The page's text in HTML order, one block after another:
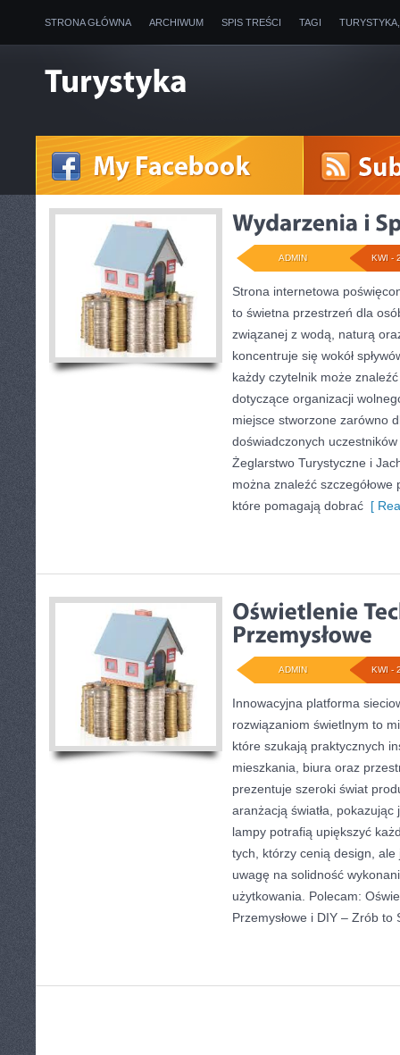
STRONA GŁÓWNA ARCHIWUM SPIS TREŚCI TAGI
KWI -
ADMIN
Strona internetowa
to świetna przestrzeń dla
związanej z wodą, naturą
koncentruje się wokół
każdy czytelnik może
dotyczące organizacji
miejsce stworzone zarówno
doświadczonych uczestników
Żeglarstwo Turystyczne i
można znaleźć
które pomagają dobrać [
KWI -
ADMIN
Innowacyjna platforma
rozwiązaniom świetlnym to
które szukają praktycznych
mieszkania, biura oraz
prezentuje szeroki świat
aranżacją światła,
lampy potrafią upiększyć
tych, którzy cenią design,
uwagę na solidność
użytkowania. Polecam:
Przemysłowe i DIY – Zrób to